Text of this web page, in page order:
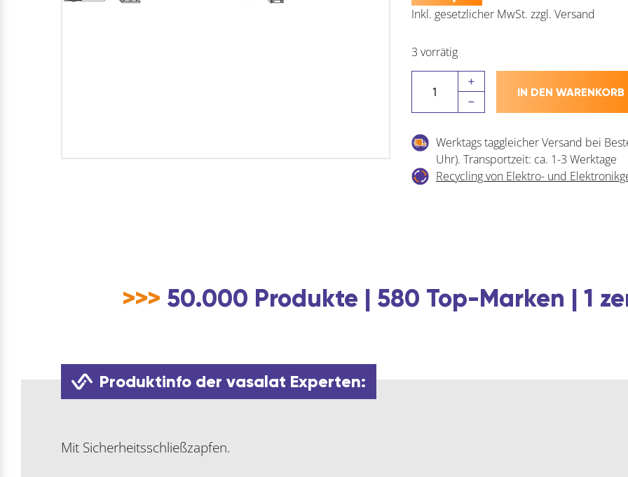
Inkl. gesetzlicher MwSt. zzgl. Versand
3 vorrätig
SKB-
Z
1
Zapfen
Menge
IN DEN WARENKORB
Werktags taggleicher Versand bei
Uhr). Transportzeit: ca. 1-3 Werktage
Recycling von Elektro- und
>>> 50.000 Produkte | 580 Top-Marken | 1
Produktinfo der vasalat Experten:
Mit Sicherheitsschließzapfen.